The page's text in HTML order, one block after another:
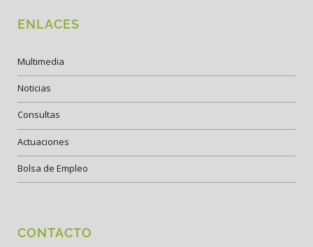
ENLACES
Multimedia
Noticias
Consultas
Actuaciones
Bolsa de Empleo
CONTACTO